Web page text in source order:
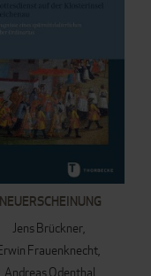
NEUERSCHEINUNG
Jens Brückner
Frauenknecht
Andreas Odenthal